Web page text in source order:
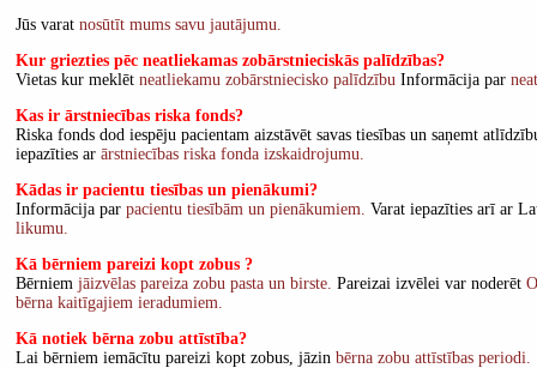
Jūs varat nosūtīt mums savu jautājumu.
Kur griezties pēc neatliekamas zobārstnieciskās palīdzības?
Vietas kur meklēt neatliekamu zobārstniecisko palīdzību Informācija par
Kas ir ārstniecības riska fonds?
Riska fonds dod iespēju pacientam aizstāvēt savas tiesības un saņemt
iepazīties ar ārstniecības riska fonda izskaidrojumu.
Kādas ir pacientu tiesības un pienākumi?
Informācija par pacientu tiesībām un pienākumiem. Varat iepazīties arī ar
likumu.
Kā bērniem pareizi kopt zobus ?
Bērniem jāizvēlas pareiza zobu pasta un birste. Pareizai izvēlei var noderēt
bērna kaitīgajiem ieradumiem.
Kā notiek bērna zobu attīstība?
Lai bērniem iemācītu pareizi kopt zobus, jāzin bērna zobu attīstības periodi.